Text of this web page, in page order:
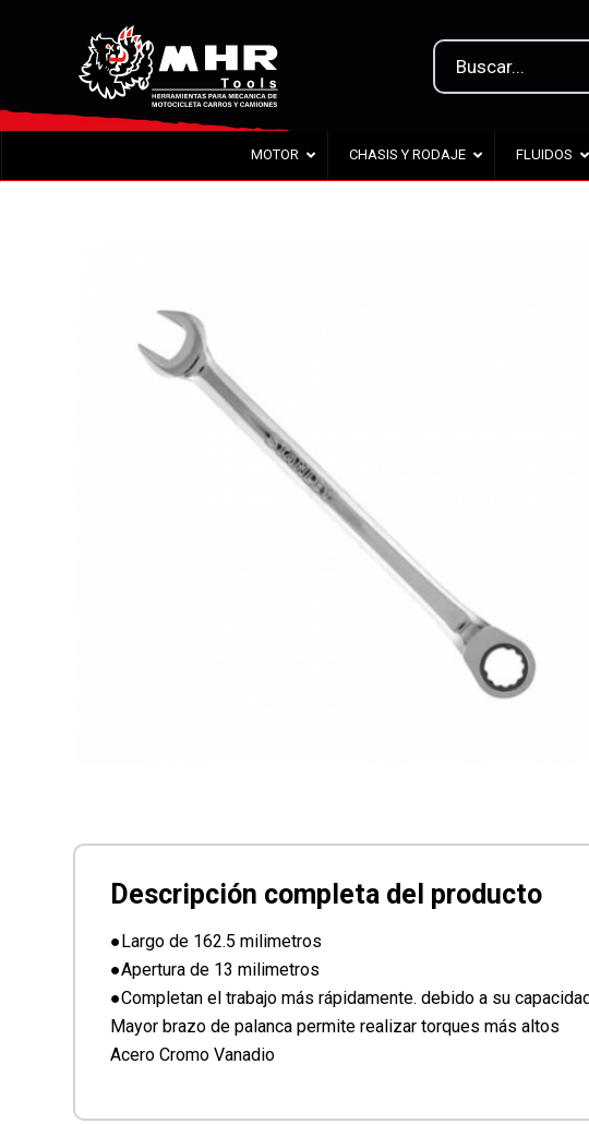
MOTOR CHASIS Y RODAJE FLUIDOS
●Largo de 162.5 milimetros
●Apertura de 13 milimetros
●Completan el trabajo más rápidamente. debido a su
Mayor brazo de palanca permite realizar torques más altos
Acero Cromo Vanadio